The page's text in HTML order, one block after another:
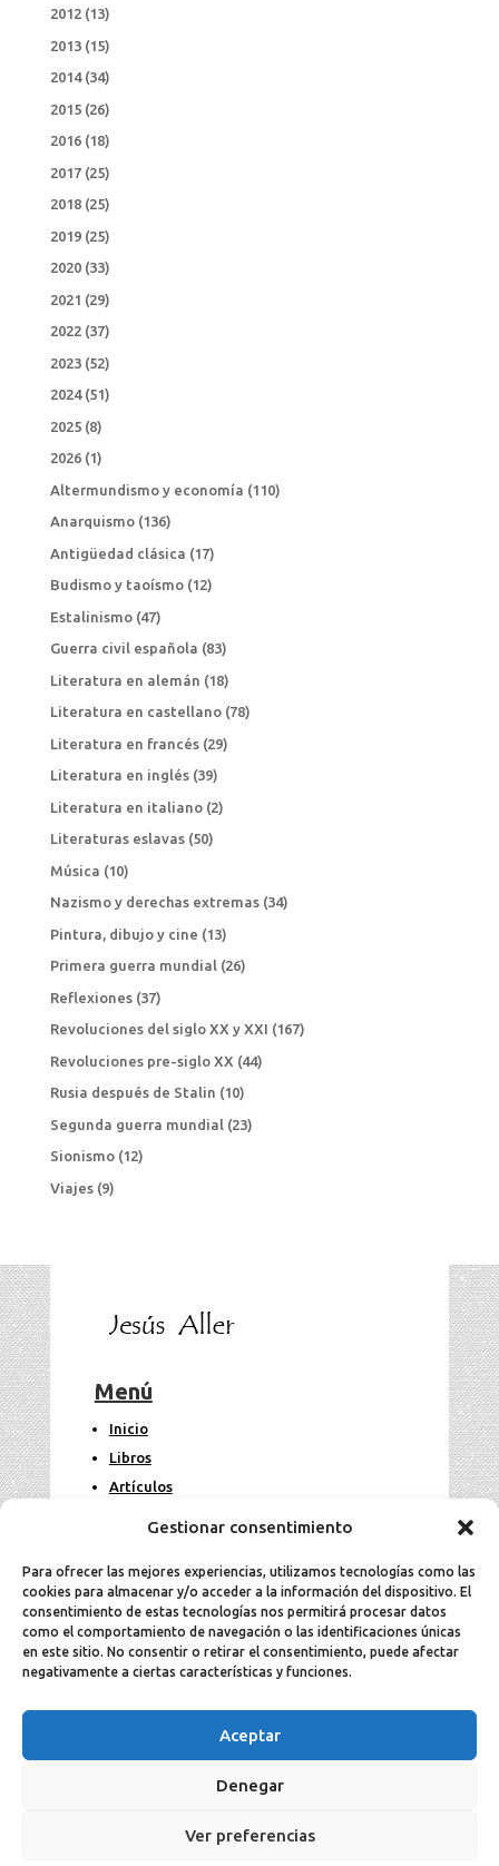
Gestionar consentimiento
Para ofrecer las mejores experiencias, utilizamos tecnologías como las
cookies para almacenar y/o acceder a la información del dispositivo. El
consentimiento de estas tecnologías nos permitirá procesar datos
como el comportamiento de navegación o las identificaciones únicas
en este sitio. No consentir o retirar el consentimiento, puede afectar
negativamente a ciertas características y funciones.
Aceptar
Denegar
Ver preferencias
2012(13)
2013(15)
2014(34)
2015(26)
2016(18)
2017(25)
2018(25)
2019(25)
2020(33)
2021 (29)
2022(37)
2023(52)
2024(51)
2025(8)
2026(1)
Altermundismo y economía (110)
Anarquismo(136)
Antigüedad clásica (17)
Budismo y taoísmo(12)
Estalinismo(47)
Guerra civil española (83)
Literatura en alemán (18)
Literatura en castellano(78)
Literatura en francés(29)
Literatura en inglés(39)
Literatura en italiano(2)
Literaturas eslavas(50)
Música (10)
Nazismo y derechas extremas(34)
Pintura, dibujo y cine (13)
Primera guerra mundial(26)
Reflexiones(37)
Revoluciones del siglo XX y XXI (167)
Revoluciones pre-siglo XX (44)
Rusia después de Stalin (10)
Segunda guerra mundial (23)
Sionismo(12)
Viajes(9)
Menú
Inicio
Libros
Artículos
Legal
Aviso Legal
Política de privacidad
reservados ©.